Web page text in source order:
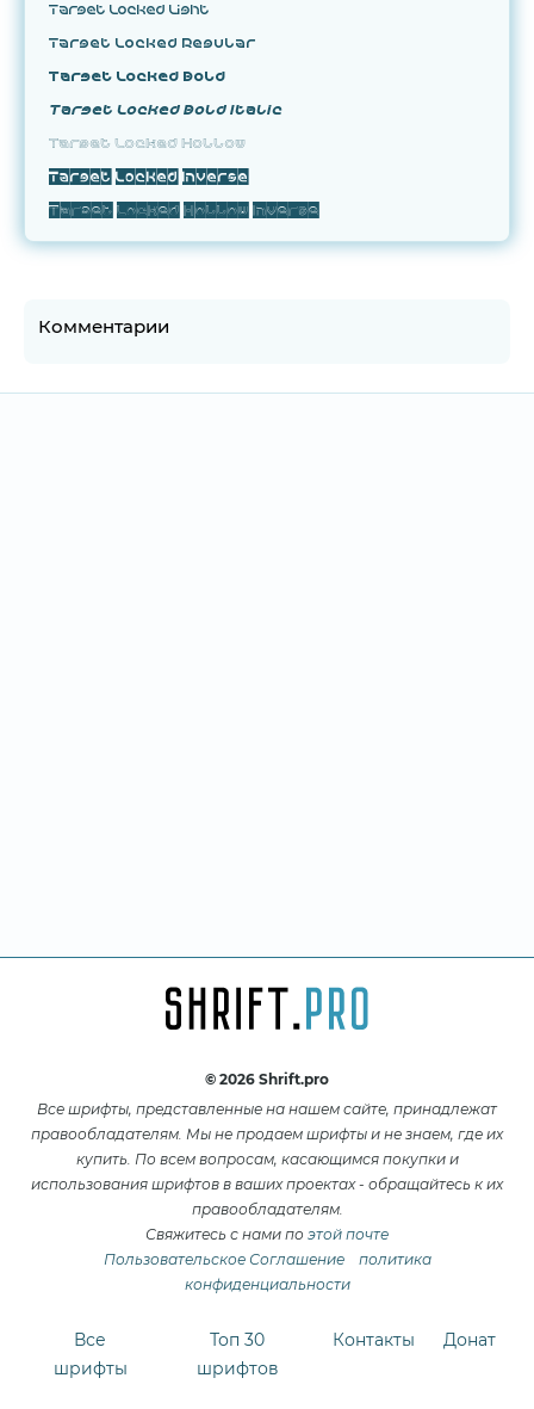
Target Locked Light
Target Locked Regular
Target Locked Bold
Target Locked Bold Italic
Target Locked Hollow
Target Locked Inverse
Target Locked Hollow Inverse
Комментарии
© 2026 Shrift.pro
Все шрифты, представленные на нашем сайте, принадлежат
правообладателям. Мы не продаем шрифты и не знаем, где их
купить. По всем вопросам, касающимся покупки и
использования шрифтов в ваших проектах - обращайтесь к их
правообладателям.
Свяжитесь с нами по этой почте
Пользовательское Соглашение
политика
конфиденциальности
Все
шрифты
Топ 30
шрифтов
Контакты Донат